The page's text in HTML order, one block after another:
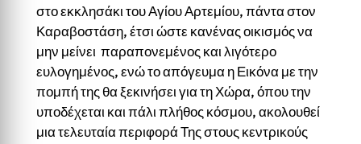
στο εκκλησάκι του Αγίου Αρτεμίου, πάντα στον
Καραβοστάση, έτσι ώστε κανένας οικισμός να
μην μείνει παραπονεμένος και λιγότερο
ευλογημένος, ενώ το απόγευμα η Εικόνα με την
πομπή της θα ξεκινήσει για τη Χώρα, όπου την
υποδέχεται και πάλι πλήθος κόσμου, ακολουθεί
μια τελευταία περιφορά Της στους κεντρικούς